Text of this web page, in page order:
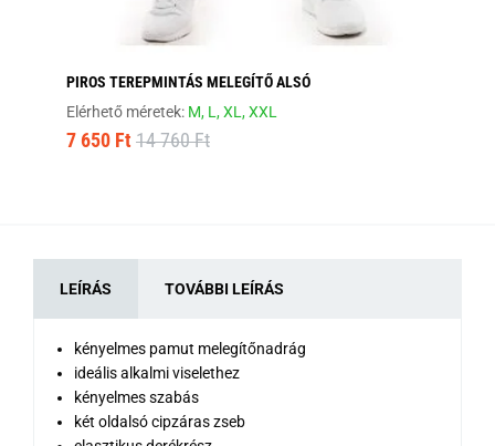
PIROS TEREPMINTÁS MELEGÍTŐ ALSÓ
Elérhető méretek: M, L,XL,XXL
7 650 Ft 14 760 Ft
LEÍRÁS TOVÁBBI LEÍRÁS
kényelmes pamut melegítőnadrág
ideális alkalmi viselethez
kényelmes szabás
két oldalsó cipzáras zseb